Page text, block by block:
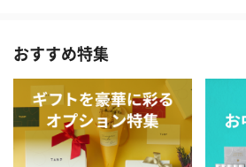
おすすめ特集